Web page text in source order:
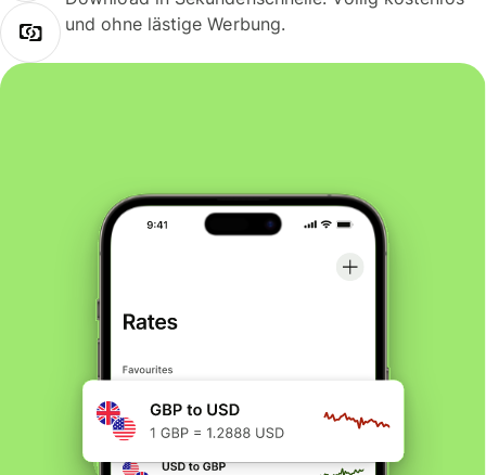
und ohne lästige Werbung.